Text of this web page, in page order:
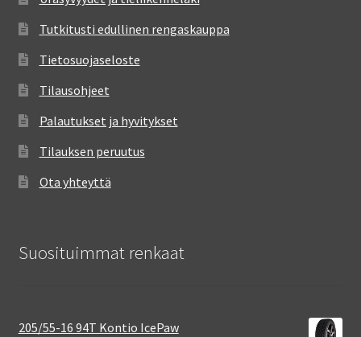
Tutkitusti edullinen rengaskauppa
Tietosuojaseloste
Tilausohjeet
Palautukset ja hyvitykset
Tilauksen peruutus
Ota yhteyttä
Suosituimmat renkaat
205/55-16 94T Kontio IcePaw